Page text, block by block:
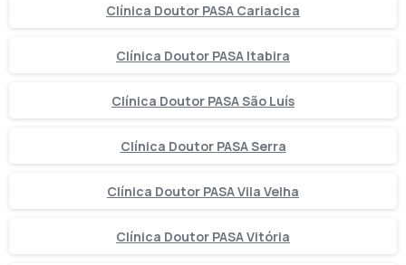
Clínica Doutor PASA Cariacica
Clínica Doutor PASA Itabira
Clínica Doutor PASA São Luís
Clínica Doutor PASA Serra
Clínica Doutor PASA Vila Velha
Clínica Doutor PASA Vitória